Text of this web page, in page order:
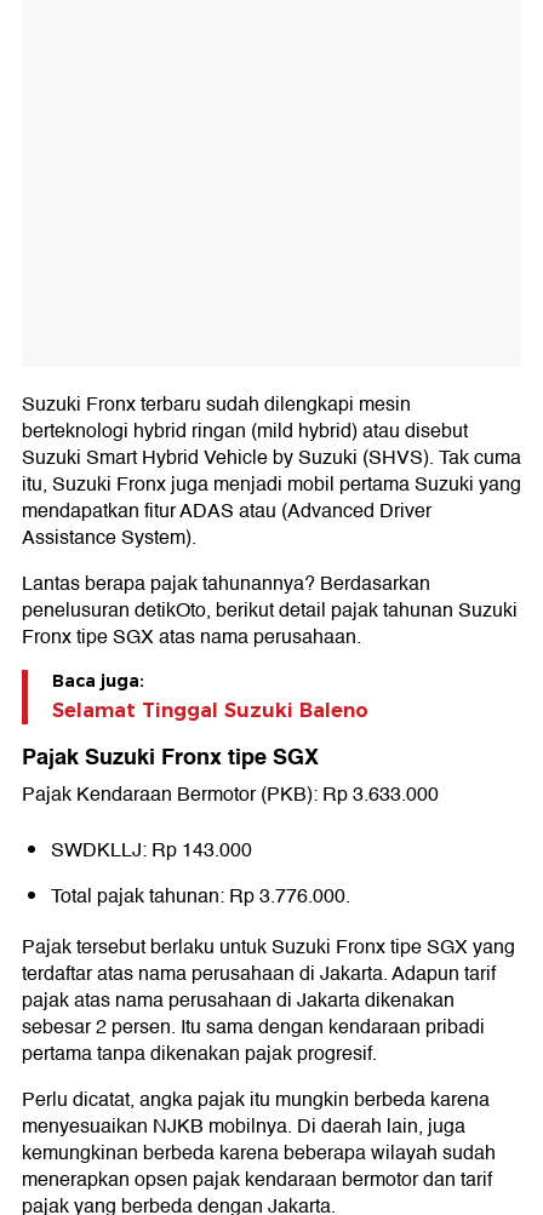
Suzuki Fronx terbaru sudah dilengkapi mesin
berteknologi hybrid ringan (mild hybrid) atau disebut
Suzuki Smart Hybrid Vehicle by Suzuki (SHVS). Tak cuma
itu, Suzuki Fronx juga menjadi mobil pertama Suzuki yang
mendapatkan fitur ADAS atau (Advanced Driver
Assistance System).
Lantas berapa pajak tahunannya? Berdasarkan
penelusuran detikOto, berikut detail pajak tahunan Suzuki
Fronx tipe SGX atas nama perusahaan.
Baca juga:
Selamat Tinggal Suzuki Baleno
Pajak Suzuki Fronx tipe SGX
Pajak Kendaraan Bermotor (PKB): Rp 3.633.000
SWDKLLJ: Rp 143.000
Total pajak tahunan: Rp 3.776.000.
Pajak tersebut berlaku untuk Suzuki Fronx tipe SGX yang
terdaftar atas nama perusahaan di Jakarta. Adapun tarif
pajak atas nama perusahaan di Jakarta dikenakan
sebesar 2 persen. Itu sama dengan kendaraan pribadi
pertama tanpa dikenakan pajak progresif.
Perlu dicatat, angka pajak itu mungkin berbeda karena
menyesuaikan NJKB mobilnya. Di daerah lain, juga
kemungkinan berbeda karena beberapa wilayah sudah
menerapkan opsen pajak kendaraan bermotor dan tarif
pajak yang berbeda dengan Jakarta.